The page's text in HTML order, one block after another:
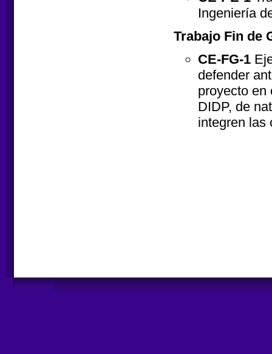
Ingeniería
Trabajo Fin de
CE-FG-1
defender
proyecto en
DIDP, de
integren las